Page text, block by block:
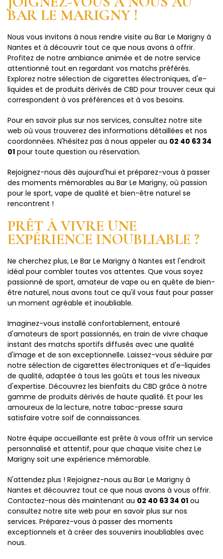
BAR LE MARIGNY !
Nous vous invitons à nous rendre visite au Bar Le Marigny à
Nantes et à découvrir tout ce que nous avons à offrir.
Profitez de notre ambiance animée et de notre service
attentionné tout en regardant vos matchs préférés.
Explorez notre sélection de cigarettes électroniques, d'e-
liquides et de produits dérivés de CBD pour trouver ceux qui
correspondent à vos préférences et à vos besoins.
Pour en savoir plus sur nos services, consultez notre site
web où vous trouverez des informations détaillées et nos
coordonnées. N'hésitez pas à nous appeler au 02 40 63 34
01 pour toute question ou réservation.
Rejoignez-nous dès aujourd'hui et préparez-vous à passer
des moments mémorables au Bar Le Marigny, où passion
pour le sport, vape de qualité et bien-être naturel se
rencontrent !
PRÊT À VIVRE UNE
EXPÉRIENCE INOUBLIABLE ?
Ne cherchez plus, Le Bar Le Marigny à Nantes est l'endroit
idéal pour combler toutes vos attentes. Que vous soyez
passionné de sport, amateur de vape ou en quête de bien-
être naturel, nous avons tout ce qu'il vous faut pour passer
un moment agréable et inoubliable.
Imaginez-vous installé confortablement, entouré
d'amateurs de sport passionnés, en train de vivre chaque
instant des matchs sportifs diffusés avec une qualité
d'image et de son exceptionnelle. Laissez-vous séduire par
notre sélection de cigarettes électroniques et d'e-liquides
de qualité, adaptée à tous les goûts et tous les niveaux
d'expertise. Découvrez les bienfaits du CBD grâce à notre
gamme de produits dérivés de haute qualité. Et pour les
amoureux de la lecture, notre tabac-presse saura
satisfaire votre soif de connaissances.
Notre équipe accueillante est prête à vous offrir un service
personnalisé et attentif, pour que chaque visite chez Le
Marigny soit une expérience mémorable.
N'attendez plus ! Rejoignez-nous au Bar Le Marigny à
Nantes et découvrez tout ce que nous avons à vous offrir.
Contactez-nous dès maintenant au 02 40 63 34 01 ou
consultez notre site web pour en savoir plus sur nos
services. Préparez-vous à passer des moments
exceptionnels et à créer des souvenirs inoubliables avec
nous.